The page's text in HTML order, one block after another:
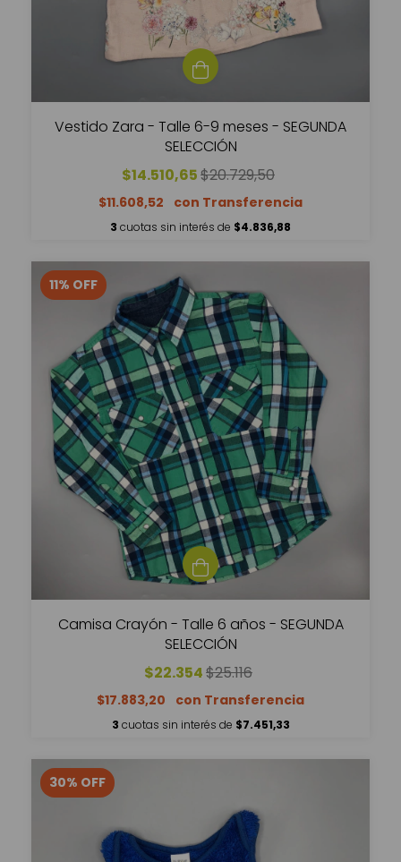
Vestido Zara - Talle 6-9 meses - SEGUNDA
SELECCIÓN
$14.510,65$20.729,50
$11.608,52
3 cuotas sin interés de $4.836,88
11% OFF
Camisa Crayón - Talle 6 años - SEGUNDA
SELECCIÓN
$22.354$25.116
$17.883,20
3 cuotas sin interés de $7.451,33
30% OFF